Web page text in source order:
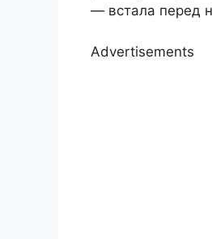
— встала перед
Advertisements